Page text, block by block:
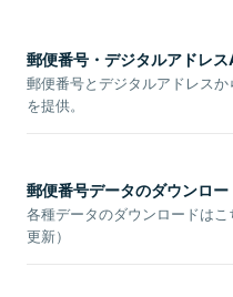
郵便番号・デジタルアドレス
郵便番号とデジタルアドレス
を提供。
郵便番号データのダウンロー
各種データのダウンロードは
更新）